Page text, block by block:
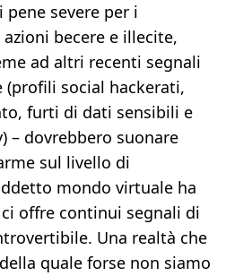
severe per i
becere e illecite,
ad altri recenti segnali
(profili social hackerati,
furti di dati sensibili e
– dovrebbero suonare
sul livello di
mondo virtuale ha
offre continui segnali di
Una realtà che
quale forse non siamo